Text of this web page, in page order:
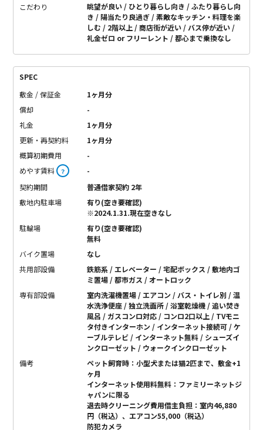
こだわり 眺望が良い ひとり暮らし向き
ふたり暮らし向
き
陽当たり良過ぎ
素敵なキッチン・料理を楽
しむ
2階以上 商店街が近い
バス停が近い
礼金ゼロ or フリーレント
都心まで乗換なし
SPEC
敷金 / 保証金
1ヶ月分
償却
-
礼金
1ヶ月分
更新・再契約料
1ヶ月分
概算初期費用
-
めやす賃料 ？
-
契約期間
普通借家契約 2年
敷地内駐車場
有り(空き要確認)
※2024.1.31.現在空きなし
駐輪場
有り(空き要確認)
無料
バイク置場
なし
共用部設備
鉄筋系 / エレベーター / 宅配ボックス / 敷地内ゴ
ミ置場 / 都市ガス / オートロック
専有部設備
室内洗濯機置場 / エアコン / バス・トイレ別 / 温
水洗浄便座 / 独立洗面所 / 浴室乾燥機 / 追い焚き
風呂 / ガスコンロ対応 / コンロ2口以上 / TVモニ
タ付きインターホン / インターネット接続可 / ケ
ーブルテレビ / インターネット無料 / シューズイ
ンクローゼット / ウォークインクローゼット
備考
ペット飼育時：小型犬または猫2匹まで、敷金+1
ヶ月
インターネット使用料無料：ファミリーネットジ
ャパンに限る
退去時クリーニング費用借主負担：室内46,880
円（税込）、エアコン55,000（税込）
防犯カメラ